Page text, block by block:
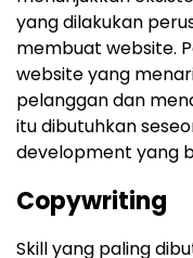
yang dilakukan
membuat website.
website yang
pelanggan dan
itu dibutuhkan
development yang
Copywriting
Skill yang paling